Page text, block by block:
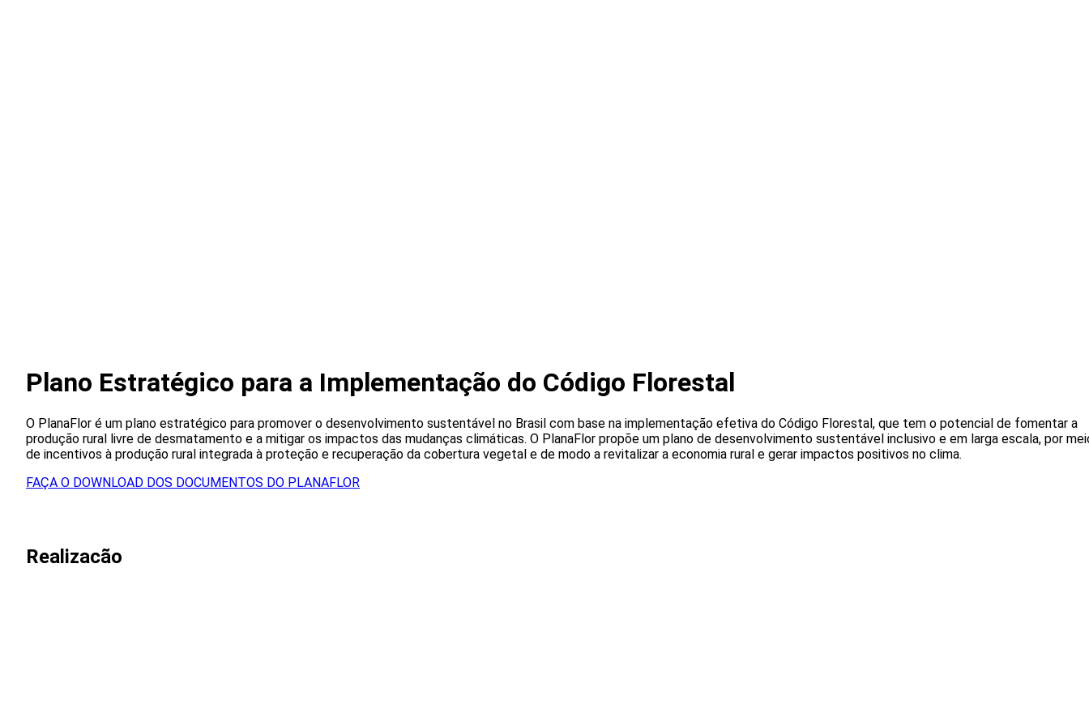
Plano Estratégico para a Implementação do Código Florestal
O PlanaFlor é um plano estratégico para promover o desenvolvimento sustentável no Brasil com base na implementação efetiva do Código Florestal, que tem o potencial de fomentar a
produção rural livre de desmatamento e a mitigar os impactos das mudanças climáticas. O PlanaFlor propõe um plano de desenvolvimento sustentável inclusivo e em larga escala, por
de incentivos à produção rural integrada à proteção e recuperação da cobertura vegetal e de modo a revitalizar a economia rural e gerar impactos positivos no clima.
FAÇA O DOWNLOAD DOS DOCUMENTOS DO PLANAFLOR
Realizacão